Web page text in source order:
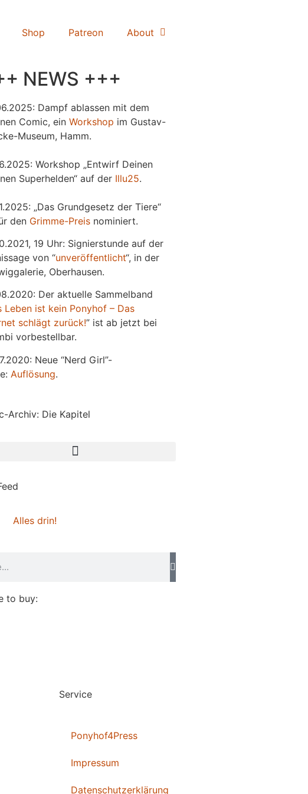
Shop Patreon About
NEWS +++
Dampf ablassen mit dem
Comic, ein Workshop im Gustav-
Museum, Hamm.
Workshop „Entwirf Deinen
Superhelden“ auf der Illu25.
„Das Grundgesetz der Tiere“
den Grimme-Preisnominiert.
19 Uhr: Signierstunde auf der
von “unveröffentlicht“, in der
Oberhausen.
Der aktuelle Sammelband
Lebenist kein Ponyhof – Das
schlägt zurück!” ist ab jetzt bei
vorbestellbar.
Neue “Nerd Girl”-
Auflösung.
Archiv: Die Kapitel
Alles drin!
to buy:
Service
Ponyhof4Press
Impressum
Datenschutzerklärung